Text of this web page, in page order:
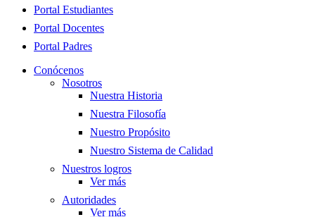
Portal Estudiantes
Portal Docentes
Portal Padres
Conócenos
Nosotros
Nuestra Historia
Nuestra Filosofía
Nuestro Propósito
Nuestro Sistema de Calidad
Nuestros logros
Ver más
Autoridades
Ver más